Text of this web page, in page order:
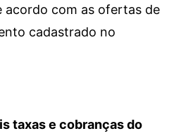
acordo com as ofertas de
cadastrado no
taxas e cobranças do